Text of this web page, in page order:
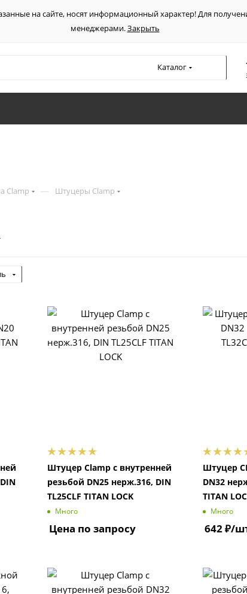
на сайте, носят информационный характер! Для
менеджерами.Закрыть
Каталог
Clamp — Штуцеры Clamp
Штуцер Clamp с внутренней
резьбой DN25 нерж.316, DIN
TL25CLF TITAN LOCK
Много
Цена по запросу
Штуцер
DN32
TITAN
Много
642₽/